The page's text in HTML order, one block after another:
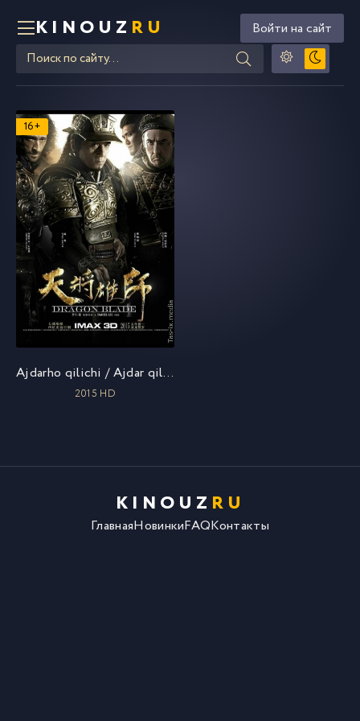
KINOUZ RU Войти на сайт
16+
Ajdarho qilichi / Ajdar qilichi / Меч дракона / Uzbek tilida / O'zbekcha tarjima
2015 HD
KINOUZ RU
ГлавнаяНовинкиFAQКонтакты